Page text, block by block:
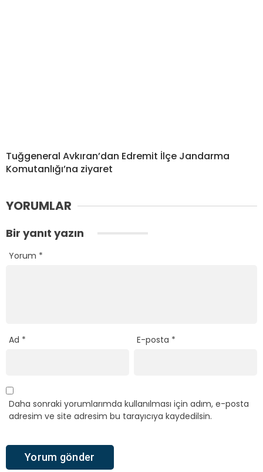
Tuğgeneral Avkıran’dan Edremit İlçe Jandarma
Komutanlığı’na ziyaret
YORUMLAR
Bir yanıt yazın
Yorum *
Ad * E-posta *
Daha sonraki yorumlarımda kullanılması için adım, e-posta
adresim ve site adresim bu tarayıcıya kaydedilsin.